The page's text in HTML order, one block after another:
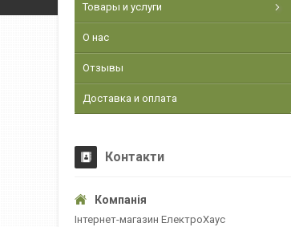
Товары и услуги
О нас
Отзывы
Доставка и оплата
Контакти
Інтернет-магазин ЕлектроХаус